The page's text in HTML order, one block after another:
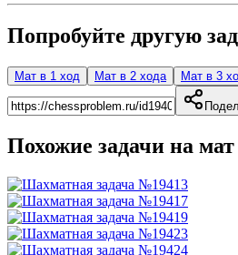
Попробуйте другую
Мат в 1 ход Мат в 2 хода Мат в 3
Похожие задачи на